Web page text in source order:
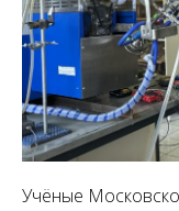
Учёные